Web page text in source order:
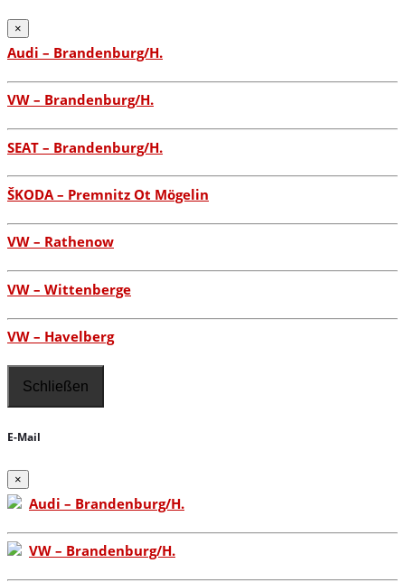
×
Audi – Brandenburg/H.
VW – Brandenburg/H.
SEAT – Brandenburg/H.
ŠKODA – Premnitz Ot Mögelin
VW – Rathenow
VW – Wittenberge
VW – Havelberg
Schließen
E-Mail
×
Audi – Brandenburg/H.
VW – Brandenburg/H.